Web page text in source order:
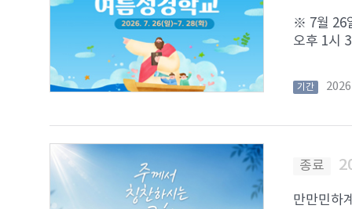
※ 7월 26
오후 1시
기간
종료
만만민하